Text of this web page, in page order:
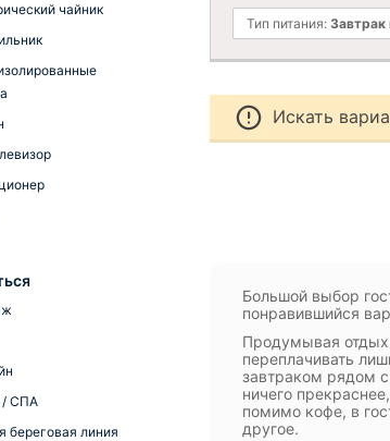
Тип питания: Завтрак
Искать
Большой выбор
понравившийся
Продумывая отдых
переплачивать
завтраком рядом с
ничего
помимо кофе, в
другое.
чайник
/ СПА
береговая линия